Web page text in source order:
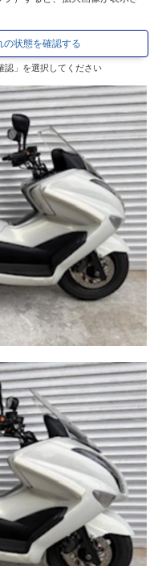
の状態を確認する
認」を選択してください